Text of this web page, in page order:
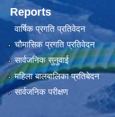
Reports
वार्षिक प्रगति प्रतिवेदन
चौमासिक प्रगति प्रतिवेदन
सार्वजनिक सुनुवाई
महिला बालबालिका प्रतिबेदन
सार्वजनिक परीक्षण